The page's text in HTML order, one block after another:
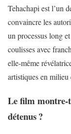
Tehachapi est l’un
convaincre les
un processus long
coulisses avec
elle-même
artistiques en milieu
Le film montre-
détenus ?